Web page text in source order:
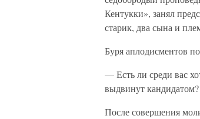
Кентукки», занял
старик, два сына и
Буря аплодисментов
— Есть ли среди вас
выдвинут кандидатом?
После совершения